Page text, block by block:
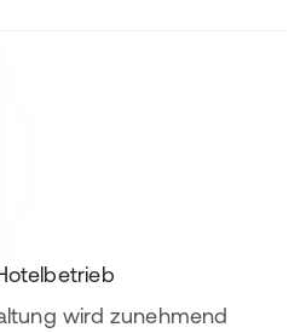
wird zunehmend